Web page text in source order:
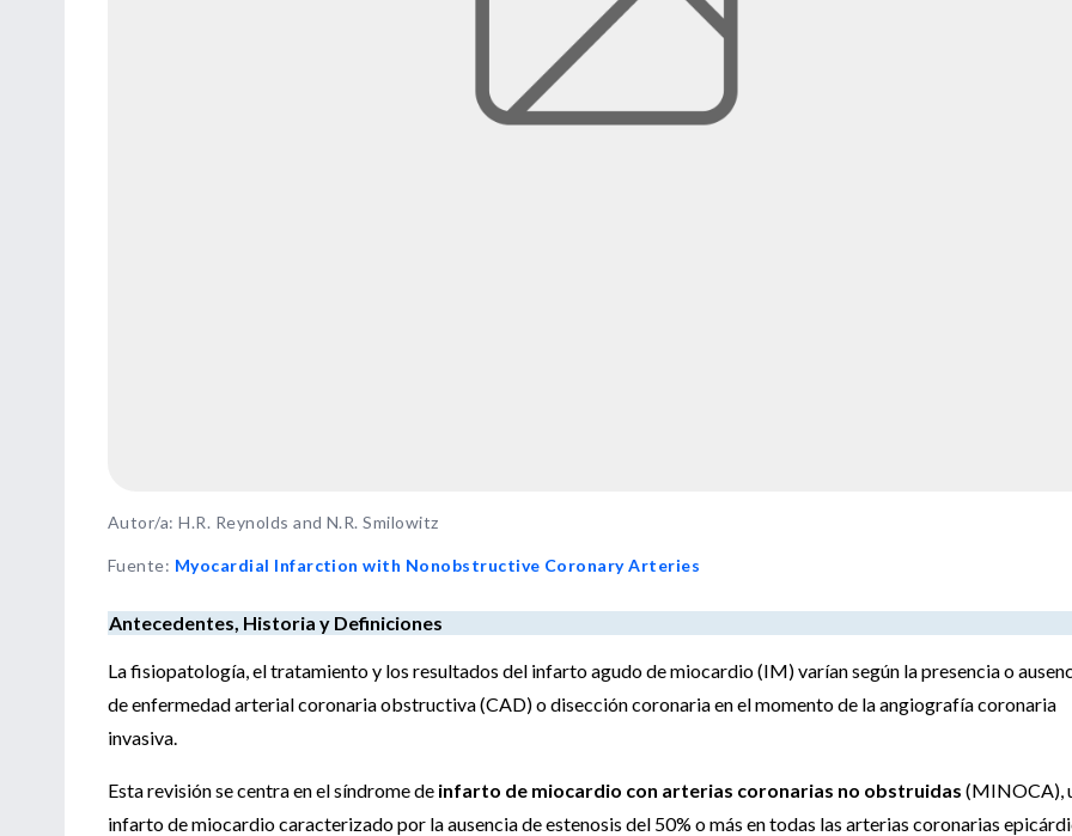
Autor/a: H.R. Reynolds and N.R. Smilowitz
Fuente: Myocardial Infarction with Nonobstructive Coronary Arteries
Antecedentes, Historia y Definiciones
La fisiopatología, el tratamiento y los resultados del infarto agudo de miocardio (IM) varían según la presencia o
de enfermedad arterial coronaria obstructiva (CAD) o disección coronaria en el momento de la angiografía coronaria
invasiva.
Esta revisión se centra en el síndrome de infarto de miocardio con arterias coronarias no obstruidas (MINOCA),
infarto de miocardio caracterizado por la ausencia de estenosis del 50% o más en todas las arterias coronarias